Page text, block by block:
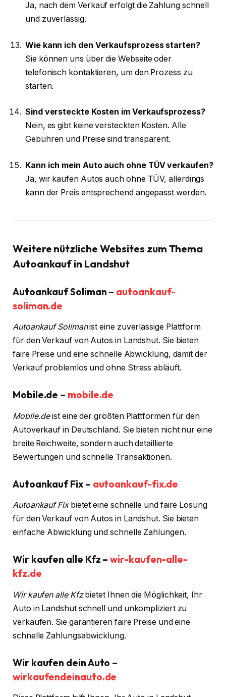
Ja, nach dem Verkauf erfolgt die Zahlung schnell
und zuverlässig.
Wie kann ich den Verkaufsprozess starten?
Sie können uns über die Webseite oder
telefonisch kontaktieren, um den Prozess zu
starten.
Sind versteckte Kosten im Verkaufsprozess?
Nein, es gibt keine versteckten Kosten. Alle
Gebühren und Preise sind transparent.
Kann ich mein Auto auch ohne TÜV verkaufen?
Ja, wir kaufen Autos auch ohne TÜV, allerdings
kann der Preis entsprechend angepasst werden.
Weitere nützliche Websites zum Thema
Autoankauf in Landshut
Autoankauf Soliman – autoankauf-
soliman.de
Autoankauf Solimanist eine zuverlässige Plattform
für den Verkauf von Autos in Landshut. Sie bieten
faire Preise und eine schnelle Abwicklung, damit der
Verkauf problemlos und ohne Stress abläuft.
Mobile.de – mobile.de
Mobile.deist eine der größten Plattformen für den
Autoverkauf in Deutschland. Sie bieten nicht nur eine
breite Reichweite, sondern auch detaillierte
Bewertungen und schnelle Transaktionen.
Autoankauf Fix – autoankauf-fix.de
Autoankauf Fixbietet eine schnelle und faire Lösung
für den Verkauf von Autos in Landshut. Sie bieten
einfache Abwicklung und schnelle Zahlungen.
Wir kaufen alle Kfz –wir-kaufen-alle-
kfz.de
Wir kaufen alle Kfzbietet Ihnen die Möglichkeit, Ihr
Auto in Landshut schnell und unkompliziert zu
verkaufen. Sie garantieren faire Preise und eine
schnelle Zahlungsabwicklung.
Wir kaufen dein Auto –
wirkaufendeinauto.de